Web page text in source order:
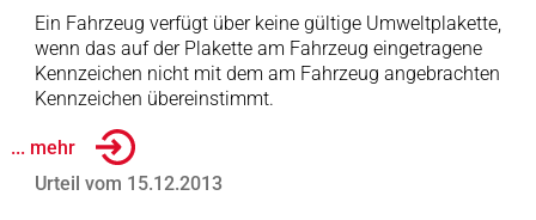
Ein Fahrzeug verfügt über keine gültige Umweltplakette,
wenn das auf der Plakette am Fahrzeug eingetragene
Kennzeichen nicht mit dem am Fahrzeug angebrachten
Kennzeichen übereinstimmt.
... mehr
Urteil vom 15.12.2013